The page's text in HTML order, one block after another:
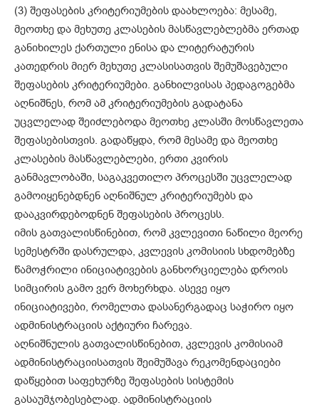
(3) შეფასების კრიტერიუმების დაახლოება: მესამე,
მეოთხე და მეხუთე კლასების მასწავლებლებმა ერთად
განიხილეს ქართული ენისა და ლიტერატურის
კათედრის მიერ მეხუთე კლასისათვის შემუშავებული
შეფასების კრიტერიუმები. განხილვისას პედაგოგებმა
აღნიშნეს, რომ ამ კრიტერიუმების გადატანა
უცვლელად შეიძლებოდა მეოთხე კლასში მოსწავლეთა
შეფასებისთვის. გადაწყდა, რომ მესამე და მეოთხე
კლასების მასწავლებლები, ერთი კვირის
განმავლობაში, საგაკვეთილო პროცესში უცვლელად
გამოიყენებდნენ აღნიშნულ კრიტერიუმებს და
დააკვირდებოდნენ შეფასების პროცესს.
იმის გათვალისწინებით, რომ კვლევითი ნაწილი მეორე
სემესტრში დასრულდა, კვლევის კომისიის სხდომებზე
წამოჭრილი ინიციატივების განხორციელება დროის
სიმცირის გამო ვერ მოხერხდა. ასევე იყო
ინიციატივები, რომელთა დასანერგადაც საჭირო იყო
ადმინისტრაციის აქტიური ჩარევა.
აღნიშნულის გათვალისწინებით, კვლევის კომისიამ
ადმინისტრაციისათვის შეიმუშავა რეკომენდაციები
დაწყებით საფეხურზე შეფასების სისტემის
გასაუმჯობესებლად. ადმინისტრაციის